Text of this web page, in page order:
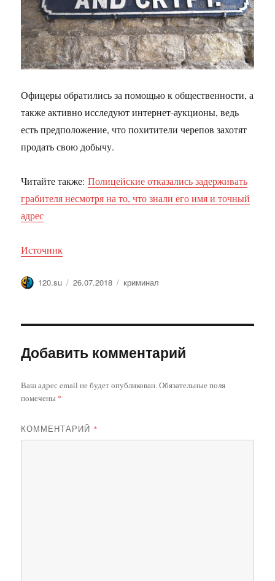
Офицеры обратились за помощью к общественности, а
также активно исследуют интернет-аукционы, ведь
есть предположение, что похитители черепов захотят
продать свою добычу.
Читайте также:Полицейские отказались задерживать
грабителя несмотря на то, что знали его имя и точный
адрес
Источник
Автор
120.su Опубликовано
26.07.2018 Метки
криминал
Добавить комментарий
Ваш адрес email не будет опубликован.Обязательные поля
помечены *
КОММЕНТАРИЙ *